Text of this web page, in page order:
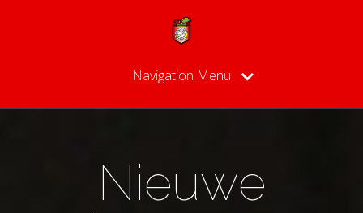
Navigation Menu
Nieuwe